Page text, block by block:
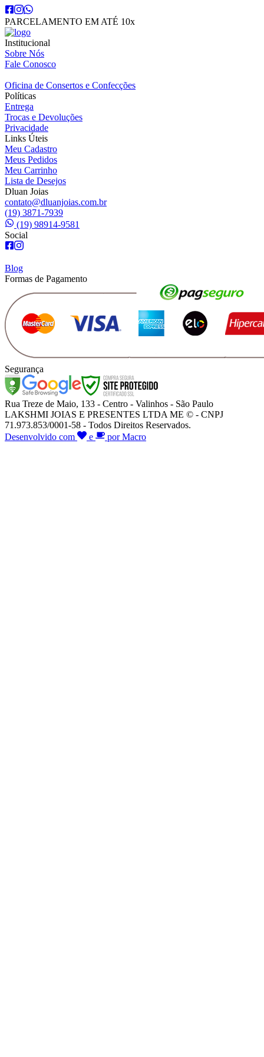
PARCELAMENTO EM ATÉ 10x
Institucional
Sobre Nós
Fale Conosco
Oficina de Consertos e Confecções
Políticas
Entrega
Trocas e Devoluções
Privacidade
Links Úteis
Meu Cadastro
Meus Pedidos
Meu Carrinho
Lista de Desejos
Dluan Joias
contato@dluanjoias.com.br
(19) 3871-7939
(19) 98914-9581
Social
Blog
Formas de Pagamento
Segurança
Rua Treze de Maio, 133 - Centro - Valinhos - São Paulo
LAKSHMI JOIAS E PRESENTES LTDA ME © - CNPJ
71.973.853/0001-58 - Todos Direitos Reservados.
Desenvolvido com
e por Macro